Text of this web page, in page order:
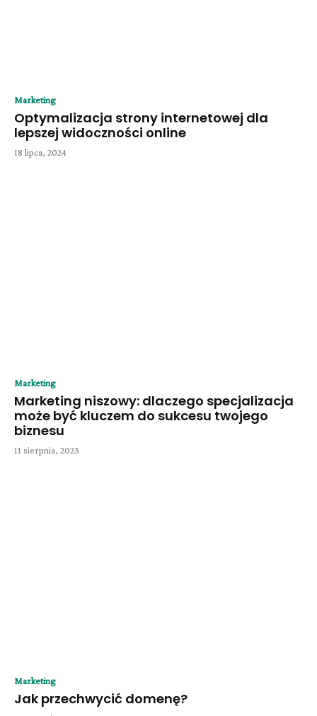
Marketing
Optymalizacja strony internetowej dla
lepszej widoczności online
18 lipca, 2024
Marketing
Marketing niszowy: dlaczego specjalizacja
może być kluczem do sukcesu twojego
biznesu
11 sierpnia, 2023
Marketing
Jak przechwycić domenę?